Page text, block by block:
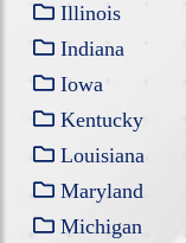
Illinois
Indiana
Iowa
Kentucky
Louisiana
Maryland
Michigan